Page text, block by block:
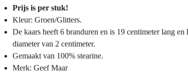
Prijs is per stuk!
Kleur: Groen/Glitters.
De kaars heeft 6 branduren en is 19 centimeter lang en
diameter van 2 centimeter.
Gemaakt van 100% stearine.
Merk: Geef Maar